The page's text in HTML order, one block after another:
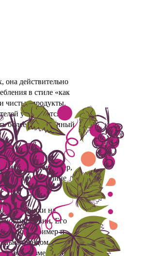
действительно
в стиле «как
чистые продукты.
убеждаются в
более качественный
в море, но
Например,
вина в долине
на
его вин. Его
личный пример и
трендом
новое измерение.